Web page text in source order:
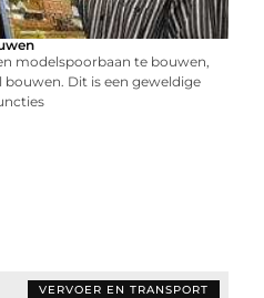
modelspoorbaan te bouwen,
Dit is een geweldige
VERVOER EN TRANSPORT